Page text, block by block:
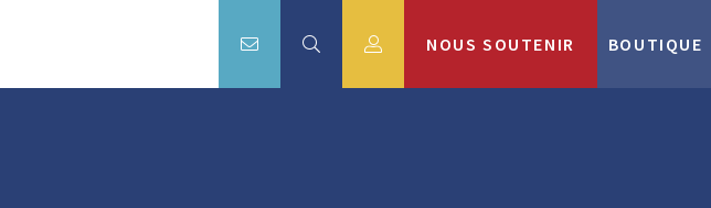
NOUS SOUTENIR BOUTIQUE